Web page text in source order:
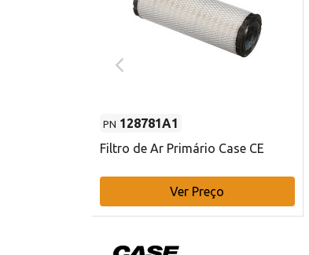
PN 128781A1
Filtro de Ar Primário Case CE
Ver Preço